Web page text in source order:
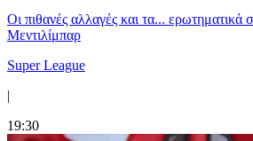
Οι πιθανές αλλαγές και τα... ερωτηματικά
Μεντιλίμπαρ
Super League
|
19:30